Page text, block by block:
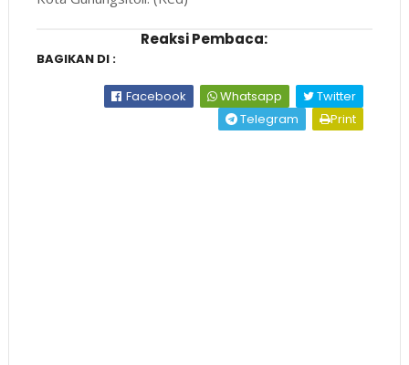
Reaksi Pembaca:
BAGIKAN DI :
Facebook Whatsapp
Twitter
Telegram
Print